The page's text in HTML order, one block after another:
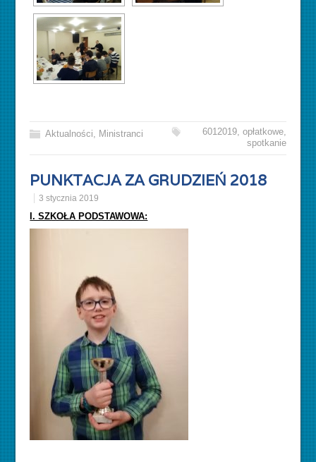
Aktualności, Ministranci 6012019, opłatkowe,
spotkanie
PUNKTACJA ZA GRUDZIEŃ 2018
3 stycznia 2019
I. SZKOŁA PODSTAWOWA: